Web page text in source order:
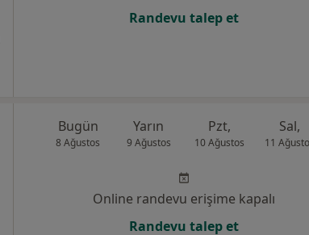
Randevu talep et
Bugün
8 Ağustos
Yarın
9 Ağustos
Pzt,
10 Ağustos
Sal,
11
Online randevu erişime kapalı
Randevu talep et